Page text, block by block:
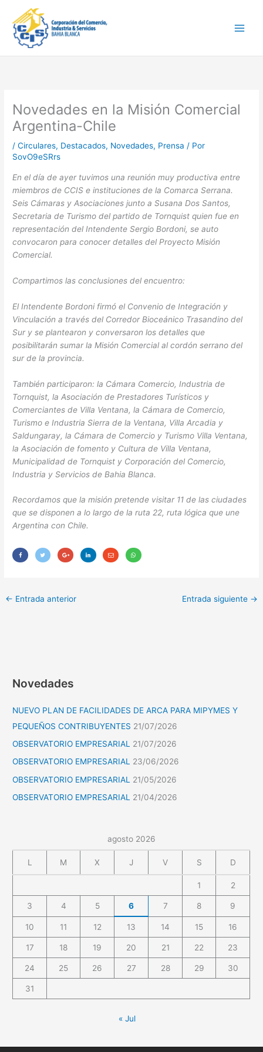
contenido
Novedades en la Misión Comercial
Argentina-Chile
/Circulares, Destacados, Novedades, Prensa / Por
SovO9eSRrs
En el día de ayer tuvimos una reunión muy productiva entre
miembros de CCIS e instituciones de la Comarca Serrana.
Seis Cámaras y Asociaciones junto a Susana Dos Santos,
Secretaria de Turismo del partido de Tornquist quien fue en
representación del Intendente Sergio Bordoni, se auto
convocaron para conocer detalles del Proyecto Misión
Comercial.
Compartimos las conclusiones del encuentro:
El Intendente Bordoni firmó el Convenio de Integración y
Vinculación a través del Corredor Bioceánico Trasandino del
Sur y se plantearon y conversaron los detalles que
posibilitarán sumar la Misión Comercial al cordón serrano del
sur de la provincia.
También participaron: la Cámara Comercio, Industria de
Tornquist, la Asociación de Prestadores Turísticos y
Comerciantes de Villa Ventana, la Cámara de Comercio,
Turismo e Industria Sierra de la Ventana, Villa Arcadia y
Saldungaray, la Cámara de Comercio y Turismo Villa Ventana,
la Asociación de fomento y Cultura de Villa Ventana,
Municipalidad de Tornquist y Corporación del Comercio,
Industria y Servicios de Bahia Blanca.
Recordamos que la misión pretende visitar 11 de las ciudades
que se disponen a lo largo de la ruta 22, ruta lógica que une
Argentina con Chile.
← Entrada anterior Entrada siguiente →
Novedades
NUEVO PLAN DE FACILIDADES DE ARCA PARA MIPYMES Y
PEQUEÑOS CONTRIBUYENTES 21/07/2026
OBSERVATORIO EMPRESARIAL
21/07/2026
OBSERVATORIO EMPRESARIAL 23/06/2026
OBSERVATORIO EMPRESARIAL
21/05/2026
OBSERVATORIO EMPRESARIAL 21/04/2026
agosto 2026
L M X J V S D
1 2
3 4 5 6 7 8 9
10 11 12 13 14 15 16
17 18 19 20 21 22 23
24 25 26 27 28 29 30
31
« Jul